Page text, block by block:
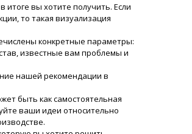
итоге вы хотите получить. Если
то такая визуализация
конкретные параметры:
известные вам проблемы и
нашей рекомендации в
быть как самостоятельная
ваши идеи относительно
веса
06/08/2026 11:35
на таможенном
с вами свяжется менеджер
06/08/2026 11:37